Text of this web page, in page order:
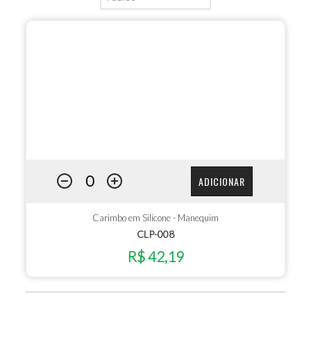
ADICIONAR
Carimbo em Silicone - Manequim
CLP-008
R$ 42,19